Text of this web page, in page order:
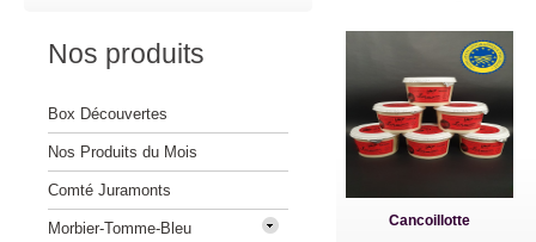
Cancoillotte
Nos produits
Box Découvertes
Nos Produits du Mois
Comté Juramonts
Morbier-Tomme-Bleu